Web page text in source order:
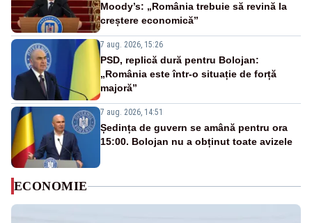
Moody’s: „România trebuie să revină la
creștere economică”
7 aug. 2026, 15:26
PSD, replică dură pentru Bolojan:
„România este într-o situație de forță
majoră”
7 aug. 2026, 14:51
Ședința de guvern se amână pentru ora
15:00. Bolojan nu a obținut toate avizele
ECONOMIE